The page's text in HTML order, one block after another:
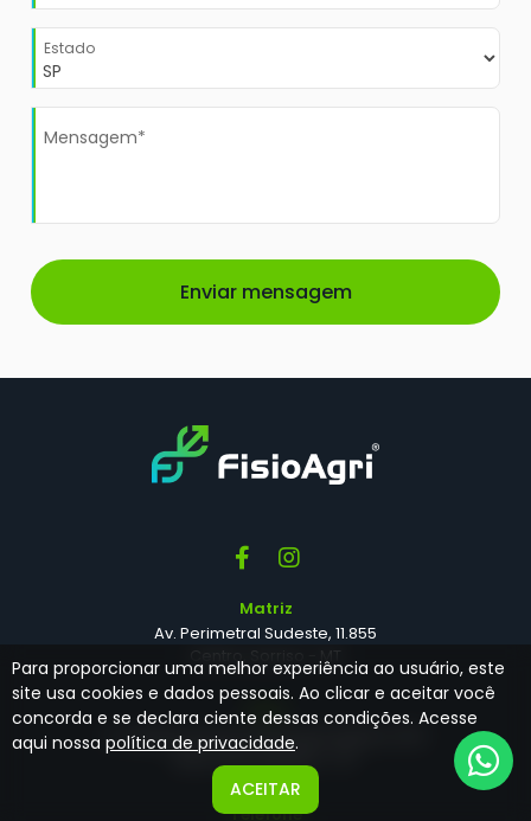
Estado
Mensagem*
Matriz
Av. Perimetral Sudeste, 11.855
Centro, Sorriso - MT
Filial
R. Capitão Firmino Fernandes Martins, 503
Bela Vista, Batatais - SP
Telefone
Para proporcionar uma melhor experiência ao usuário, este
site usa cookies e dados pessoais. Ao clicar e aceitar você
concorda e se declara ciente dessas condições. Acesse
aqui nossa política de privacidade.
ACEITAR